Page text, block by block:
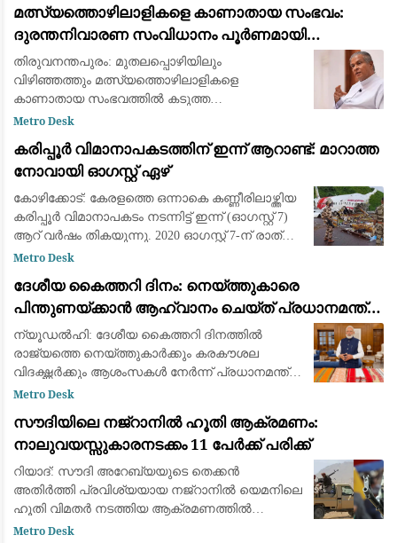
മുകളിലെ മ
മത്സ്യത്തൊഴിലാളികളെ കാണാതായ സംഭവം:
ദുരന്തനിവാരണ സംവിധാനം പൂർണമായി
പരാജയപ്പെട്ടു; കടുത്ത വിമർശനവുമായി ഫാ. യൂജിൻ
പെരേര
തിരുവനന്തപുരം: മുതലപ്പൊഴിയിലും
വിഴിഞ്ഞത്തും മത്സ്യത്തൊഴിലാളികളെ
കാണാതായ സംഭവത്തില്‍ കടുത്ത
വിമര്‍ശനവുമായി ലത്തീന്‍ സഭ വികാരി ജനറല്‍
ഭരണകൂടത്തിന്റെ കെടുകാര്
Metro Desk
കരിപ്പൂർ വിമാനാപകടത്തിന് ഇന്ന് ആറാണ്ട്: മാറാത്ത
നോവായി ഓഗസ്റ്റ് ഏഴ്
കോഴിക്കോട്: കേരളത്തെ ഒന്നാകെ കണ്ണീരിലാഴ്ത്തിയ
കരിപ്പൂർ വിമാനാപകടം നടന്നിട്ട് ഇന്ന് (ഓഗസ്റ്റ് 7)
ആറ് വർഷം തികയുന്നു. 2020 ഓഗസ്റ്റ് 7-ന് രാത്രി
കനത്ത മഴയത്ത് ദുബായിൽ നിന്ന് എത്തിയ എയർ
Metro Desk
ദേശീയ കൈത്തറി ദിനം: നെയ്ത്തുകാരെ
പിന്തുണയ്ക്കാൻ ആഹ്വാനം ചെയ്ത് പ്രധാനമന്ത്രി
നരേന്ദ്ര മോദി
ന്യൂഡൽഹി: ദേശീയ കൈത്തറി ദിനത്തിൽ
രാജ്യത്തെ നെയ്ത്തുകാർക്കും കരകൗശല
വിദഗ്ദ്ധർക്കും ആശംസകൾ നേർന്ന് പ്രധാനമന്ത്രി
നരേന്ദ്ര മോദി. ഇന്ത്യയുടെ സമ്പന്നമായ
മാറ്റിവെച്ച
Metro Desk
സൗദിയിലെ നജ്‌റാനിൽ ഹൂതി ആക്രമണം:
നാലുവയസ്സുകാരനടക്കം 11 പേർക്ക് പരിക്ക്
റിയാദ്: സൗദി അറേബ്യയുടെ തെക്കൻ
അതിർത്തി പ്രവിശ്യയായ നജ്‌റാനിൽ യെമനിലെ
ഹൂതി വിമതർ നടത്തിയ ആക്രമണത്തിൽ
നാലുവയസ്സുകാരൻ ഉൾപ്പെടെ 11 പേർക്ക്
Metro Desk